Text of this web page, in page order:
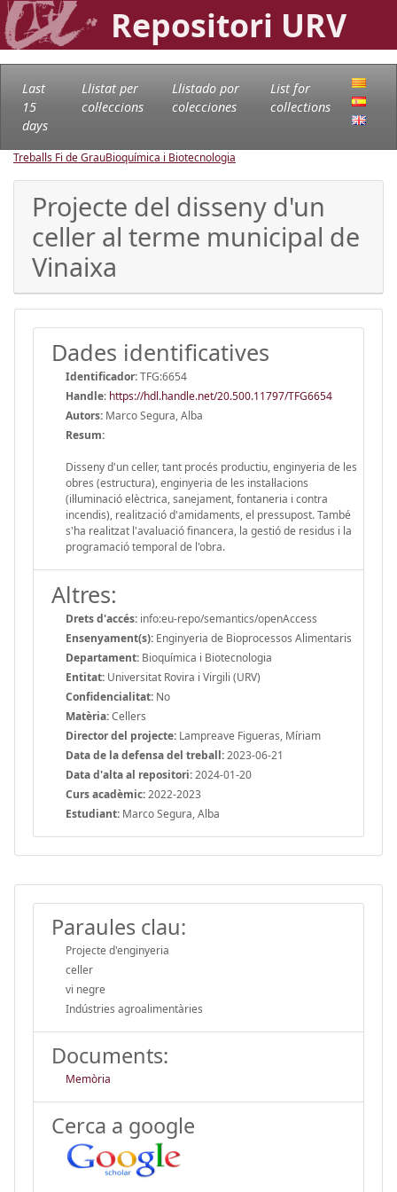
Repositori URV
Last
15
days
Llistat per
col·leccions
Llistado por
colecciones
List for
collections
Treballs Fi de GrauBioquímica i Biotecnologia
Projecte del disseny d'un
celler al terme municipal de
Vinaixa
Dades identificatives
Identificador:TFG:6654
Handle: https://hdl.handle.net/20.500.11797/TFG6654
Autors: Marco Segura, Alba
Resum:
Disseny d'un celler, tant procés productiu, enginyeria de les
obres (estructura), enginyeria de les instal·lacions
(il·luminació elèctrica, sanejament, fontaneria i contra
incendis), realització d'amidaments, el pressupost. També
s'ha realitzat l'avaluació financera, la gestió de residus i la
programació temporal de l'obra.
Altres:
Drets d'accés: info:eu-repo/semantics/openAccess
Ensenyament(s): Enginyeria de Bioprocessos Alimentaris
Departament: Bioquímica i Biotecnologia
Entitat: Universitat Rovira i Virgili (URV)
Confidencialitat: No
Matèria:Cellers
Director del projecte: Lampreave Figueras, Míriam
Data de la defensa del treball:2023-06-21
Data d'alta al repositori:2024-01-20
Curs acadèmic:2022-2023
Estudiant: Marco Segura, Alba
Paraules clau:
Projecte d'enginyeria
celler
vi negre
Indústries agroalimentàries
Documents:
Memòria
Cerca a google